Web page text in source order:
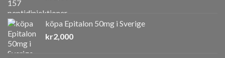
köpa Epitalon 50mg i Sverige
kr2,000